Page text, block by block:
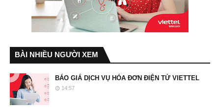
BÀI NHIỀU NGƯỜI XEM
BÁO GIÁ DỊCH VỤ HÓA ĐƠN ĐIỆN TỬ VIETTEL
14:57